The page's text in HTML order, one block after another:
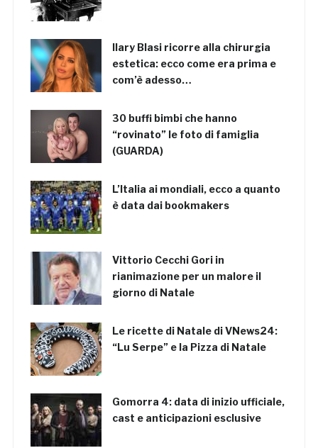
Ilary Blasi ricorre alla chirurgia
estetica: ecco come era prima e
com’è adesso…
30 buffi bimbi che hanno
“rovinato” le foto di famiglia
(GUARDA)
L’Italia ai mondiali, ecco a quanto
è data dai bookmakers
Vittorio Cecchi Gori in
rianimazione per un malore il
giorno di Natale
Le ricette di Natale di VNews24:
“Lu Serpe” e la Pizza di Natale
Gomorra 4: data di inizio ufficiale,
cast e anticipazioni esclusive